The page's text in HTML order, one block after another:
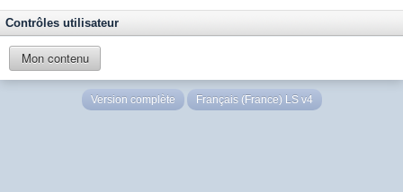
Contrôles utilisateur
Mon contenu
Version complète Français (France) LS v4